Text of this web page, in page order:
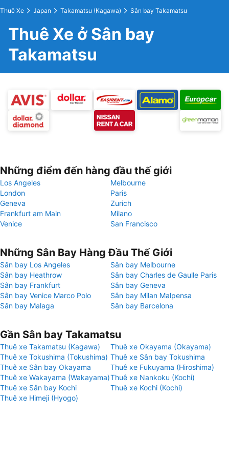
Thuê Xe Japan Takamatsu (Kagawa) Sân bay Takamatsu
Thuê Xe ở Sân bay
Takamatsu
Những điểm đến hàng đầu thế giới
Los Angeles
Melbourne
London
Paris
Geneva
Zurich
Frankfurt am Main
Milano
Venice
San Francisco
Những Sân Bay Hàng Đầu Thế Giới
Sân bay Los Angeles
Sân bay Melbourne
Sân bay Heathrow
Sân bay Charles de Gaulle Paris
Sân bay Frankfurt
Sân bay Geneva
Sân bay Venice Marco Polo
Sân bay Milan Malpensa
Sân bay Malaga
Sân bay Barcelona
Gần Sân bay Takamatsu
Thuê xe Takamatsu (Kagawa)
Thuê xe Okayama (Okayama)
Thuê xe Tokushima (Tokushima) Thuê xe Sân bay Tokushima
Thuê xe Sân bay Okayama
Thuê xe Fukuyama (Hiroshima)
Thuê xe Wakayama (Wakayama)Thuê xe Nankoku (Kochi)
Thuê xe Sân bay Kochi
Thuê xe Kochi (Kochi)
Thuê xe Himeji (Hyogo)